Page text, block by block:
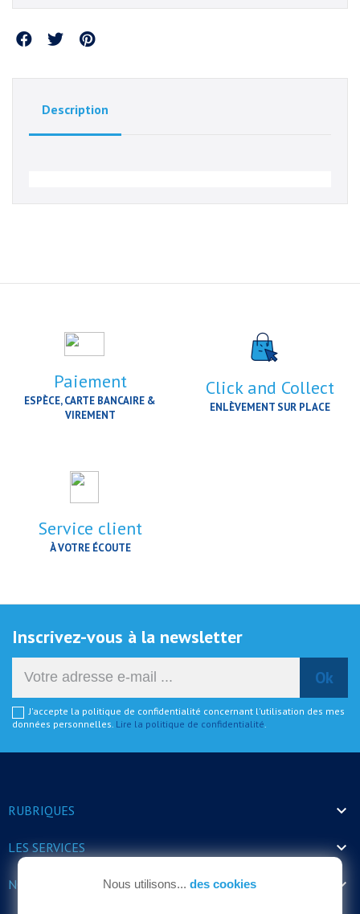
Partager
Description
Paiement
ESPÈCE, CARTE BANCAIRE &
VIREMENT
Click and Collect
ENLÈVEMENT SUR PLACE
Service client
À VOTRE ÉCOUTE
Inscrivez-vous à la newsletter
J'accepte la politique de confidentialité concernant l'utilisation des mes
données personnelles. Lire la politique de confidentialité
RUBRIQUES 
LES SERVICES 
NOS HORAIRES 
Nous utilisons... des cookies